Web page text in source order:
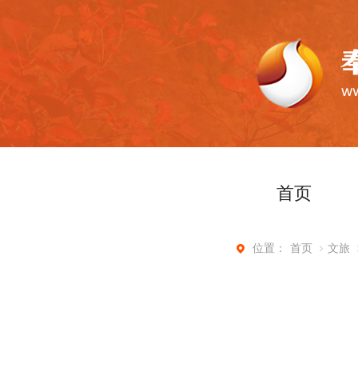
首页
位置： 首页 文旅